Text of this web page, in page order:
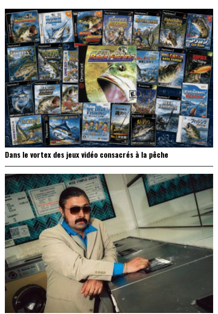
Dans le vortex des jeux vidéo consacrés à la pêche